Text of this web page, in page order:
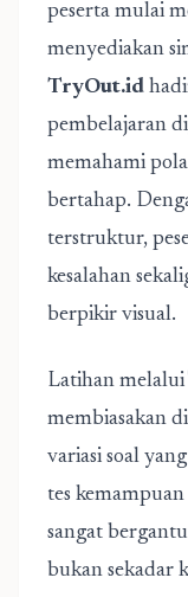
peserta mulai
menyediakan
TryOut.id
pembelajaran
memahami
bertahap.
terstruktur,
kesalahan
berpikir visual.
Latihan
membiasakan
variasi soal
tes
sangat
bukan sekadar